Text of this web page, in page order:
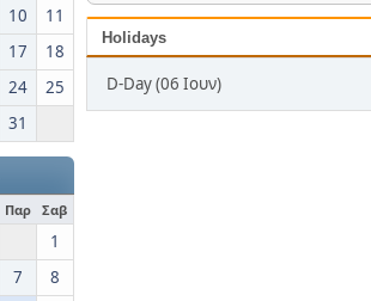
10
11
17
18
24
25
31
Παρ Σαβ
1
7
8
Holidays
D-Day (06 Ιουν)